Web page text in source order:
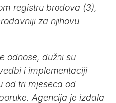
registru brodova (3),
za njihovu
odnose, dužni su
i implementaciji
od tri mjeseca od
Agencija je izdala